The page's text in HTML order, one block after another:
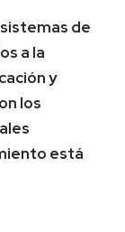
de
a la
y
los
está